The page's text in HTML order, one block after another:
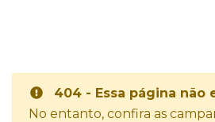
404 - Essa página não
No entanto, confira as